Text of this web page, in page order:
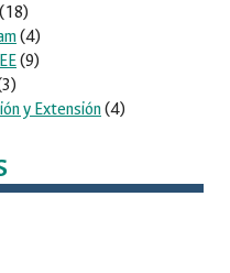
(18)
(4)
(9)
y Extensión(4)